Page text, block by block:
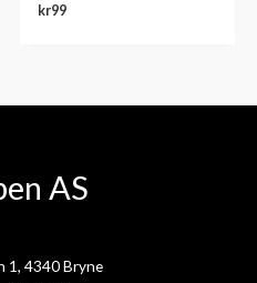
kr99
AS
1, 4340 Bryne